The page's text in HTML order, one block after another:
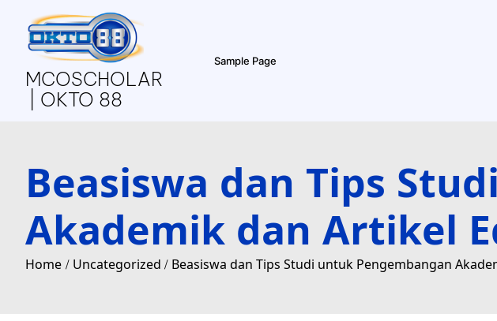
content
MCOSCHOLAR
| OKTO 88
Sample Page
Beasiswa dan Tips
Akademik dan Artikel
Home Uncategorized Beasiswa dan Tips Studi untuk Pengembangan